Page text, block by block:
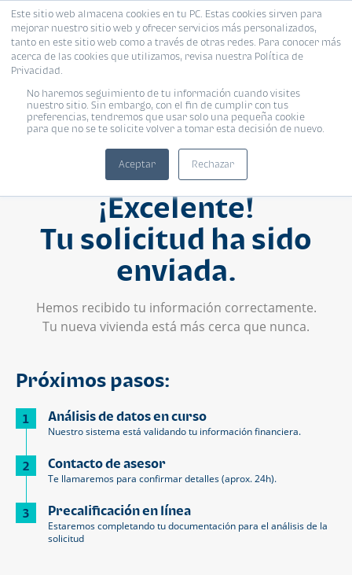
Este sitio web almacena cookies en tu PC. Estas cookies sirven para
mejorar nuestro sitio web y ofrecer servicios más personalizados,
tanto en este sitio web como a través de otras redes. Para conocer más
acerca de las cookies que utilizamos, revisa nuestra Política de
Privacidad.
No haremos seguimiento de tu información cuando visites
nuestro sitio. Sin embargo, con el fin de cumplir con tus
preferencias, tendremos que usar solo una pequeña cookie
para que no se te solicite volver a tomar esta decisión de nuevo.
Aceptar Rechazar
¡Excelente!
Tu solicitud ha sido
enviada.
Hemos recibido tu información correctamente.
Tu nueva vivienda está más cerca que nunca.
Próximos pasos:
1 Análisis de datos en curso
Nuestro sistema está validando tu información financiera.
2 Contacto de asesor
Te llamaremos para confirmar detalles (aprox. 24h).
3 Precalificación en línea
Estaremos completando tu documentación para el análisis de la
solicitud